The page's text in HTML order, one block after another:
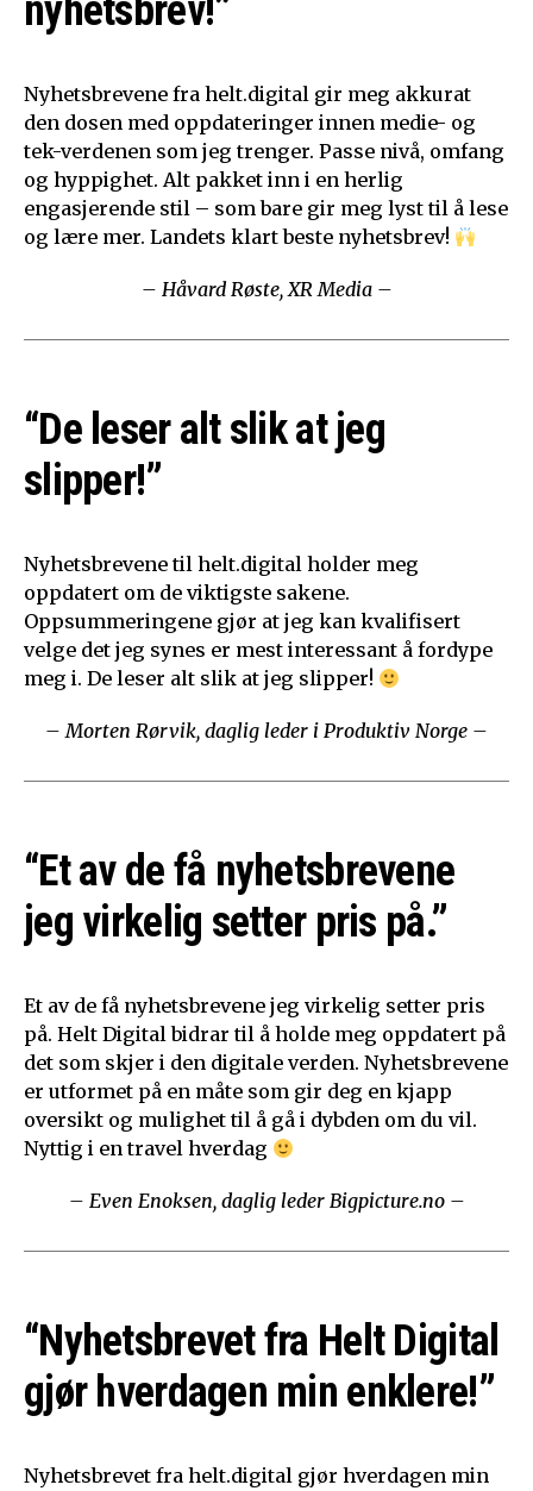
nyhetsbrev!”
Nyhetsbrevene fra helt.digital gir meg akkurat
den dosen med oppdateringer innen medie- og
tek-verdenen som jeg trenger. Passe nivå, omfang
og hyppighet. Alt pakket inn i en herlig
engasjerende stil – som bare gir meg lyst til å lese
og lære mer. Landets klart beste nyhetsbrev!
– Håvard Røste, XR Media –
“De leser alt slik at jeg
slipper!”
Nyhetsbrevene til helt.digital holder meg
oppdatert om de viktigste sakene.
Oppsummeringene gjør at jeg kan kvalifisert
velge det jeg synes er mest interessant å fordype
meg i. De leser alt slik at jeg slipper!
– Morten Rørvik, daglig leder i Produktiv Norge –
“Et av de få nyhetsbrevene
jeg virkelig setter pris på.”
Et av de få nyhetsbrevene jeg virkelig setter pris
på. Helt Digital bidrar til å holde meg oppdatert på
det som skjer i den digitale verden. Nyhetsbrevene
er utformet på en måte som gir deg en kjapp
oversikt og mulighet til å gå i dybden om du vil.
Nyttig i en travel hverdag
– Even Enoksen, daglig leder Bigpicture.no –
“Nyhetsbrevet fra Helt Digital
gjør hverdagen min enklere!”
Nyhetsbrevet fra helt.digital gjør hverdagen min